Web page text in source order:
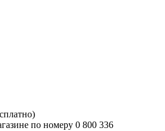
по номеру 0 800 336